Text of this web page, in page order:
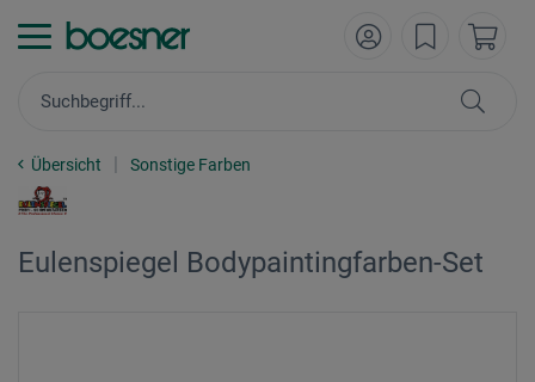
Übersicht Sonstige Farben
Eulenspiegel Bodypaintingfarben-Set